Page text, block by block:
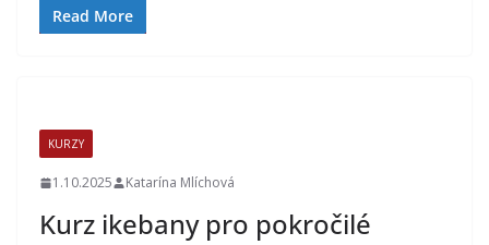
Read More
KURZY
1.10.2025 Katarína Mlíchová
Kurz ikebany pro pokročilé